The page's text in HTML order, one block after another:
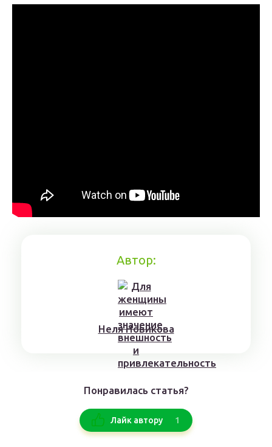
Автор:
Нeля Нoвикoвa
Понравилась статья?
Лайк автору 1